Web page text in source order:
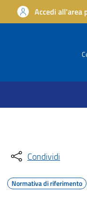
Accedi all'area
Condividi
Normativa di riferimento